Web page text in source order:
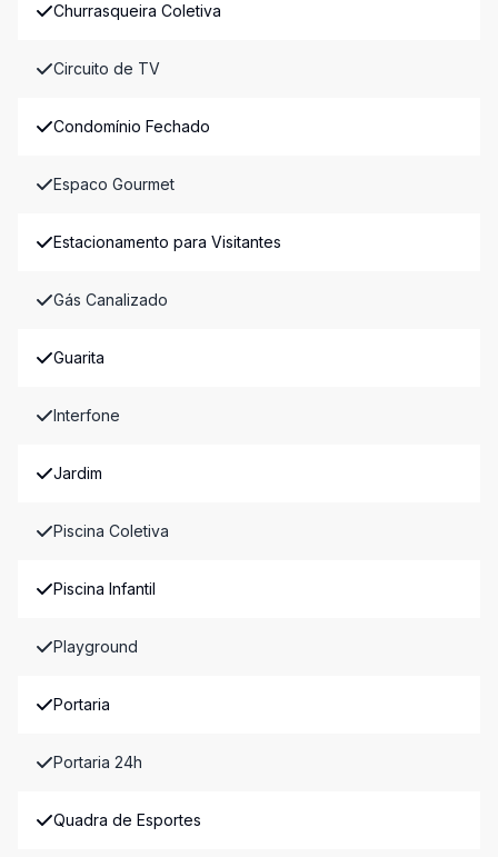
Churrasqueira Coletiva
Circuito de TV
Condomínio Fechado
Espaco Gourmet
Estacionamento para Visitantes
Gás Canalizado
Guarita
Interfone
Jardim
Piscina Coletiva
Piscina Infantil
Playground
Portaria
Portaria 24h
Quadra de Esportes